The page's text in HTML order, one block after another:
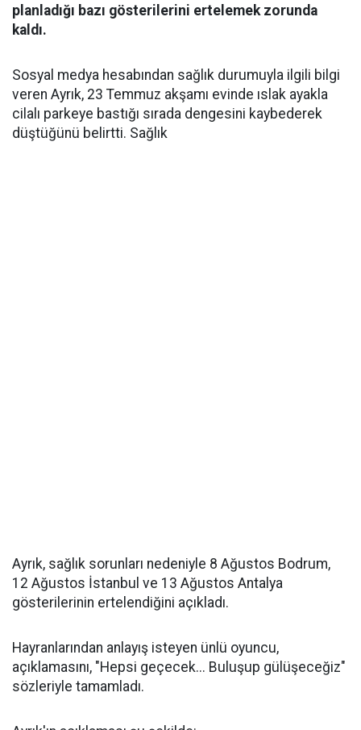
planladığı bazı gösterilerini ertelemek zorunda
kaldı.
Sosyal medya hesabından sağlık durumuyla ilgili bilgi
veren Ayrık, 23 Temmuz akşamı evinde ıslak ayakla
cilalı parkeye bastığı sırada dengesini kaybederek
düştüğünü belirtti. Sağlık
Ayrık, sağlık sorunları nedeniyle 8 Ağustos Bodrum,
12 Ağustos İstanbul ve 13 Ağustos Antalya
gösterilerinin ertelendiğini açıkladı.
Hayranlarından anlayış isteyen ünlü oyuncu,
açıklamasını, "Hepsi geçecek... Buluşup gülüşeceğiz"
sözleriyle tamamladı.